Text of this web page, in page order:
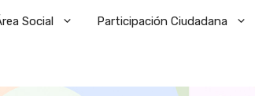
Social Participación Ciudadana